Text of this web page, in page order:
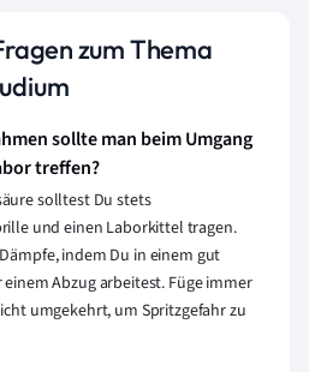
zum Thema
sollte man beim Umgang
treffen?
solltest Du stets
und einen Laborkittel tragen.
indem Du in einem gut
Abzug arbeitest. Füge immer
umgekehrt, um Spritzgefahr zu